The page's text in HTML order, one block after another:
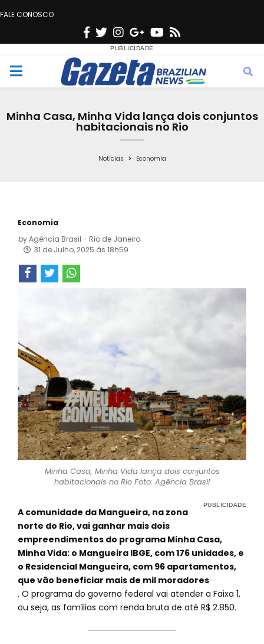
FALE CONOSCO
F
c
e
o
T
w
i
t
e
n
s
t
g
r
a
G
o
o
g
e
Y
u
t
b
s
M
Minha Casa, Minha Vida lança dois conjuntos
habitacionais no Rio
Notícias Economia
Economia
byAgência Brasil - Rio de Janeiro
31 de Julho, 2025 às 18h59
Minha Casa, Minha Vida lança dois conjuntos
habitacionais no Rio Foto: Agência Brasil
A comunidade da Mangueira, na zona
norte do Rio, vai ganhar mais dois
empreendimentos do programa Minha Casa,
Minha Vida: o Mangueira IBGE, com 176 unidades, e
o Residencial Mangueira, com 96 apartamentos,
que vão beneficiar mais de mil moradores
. O programa do governo federal vai atender a Faixa 1,
ou seja, as famílias com renda bruta de até R$ 2.850.